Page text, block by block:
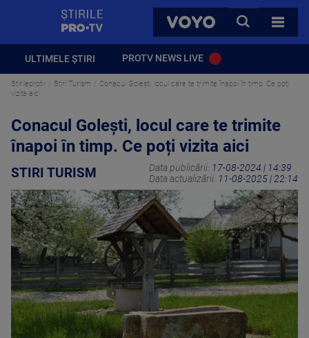
VOYO
CAUTA
TOATE
ULTIMELE ȘTIRI PROTV NEWS LIVE
Stirileprotv Stiri Turism
Conacul Golești, locul care te trimite înapoi în timp. Ce poți
vizita aici
Conacul Golești, locul care te trimite
înapoi în timp. Ce poți vizita aici
STIRI TURISM Data publicării: 17-08-2024 | 14:39
Data actualizării: 11-08-2025 | 22:14